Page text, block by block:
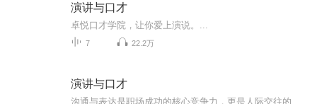
演讲与口才
卓悦口才学院，让你爱上演说。...
7 22.2万
演讲与口才